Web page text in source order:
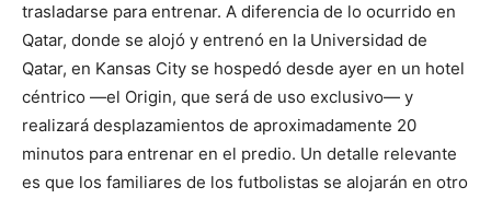
trasladarse para entrenar. A diferencia de lo ocurrido en
Qatar, donde se alojó y entrenó en la Universidad de
Qatar, en Kansas City se hospedó desde ayer en un hotel
céntrico —el Origin, que será de uso exclusivo— y
realizará desplazamientos de aproximadamente 20
minutos para entrenar en el predio. Un detalle relevante
es que los familiares de los futbolistas se alojarán en otro